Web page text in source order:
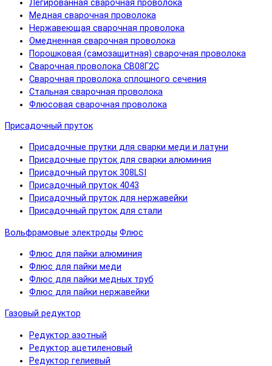
Легированная сварочная проволока
Медная сварочная проволока
Нержавеющая сварочная проволока
Омедненная сварочная проволока
Порошковая (самозащитная) сварочная проволока
Сварочная проволока СВ08Г2С
Сварочная проволока сплошного сечения
Стальная сварочная проволока
Флюсовая сварочная проволока
Присадочный пруток
Присадочные прутки для сварки меди и латуни
Присадочные пруток для сварки алюминия
Присадочный пруток 308LSI
Присадочный пруток 4043
Присадочный пруток для нержавейки
Присадочный пруток для стали
Вольфрамовые электроды Флюс
Флюс для пайки алюминия
Флюс для пайки меди
Флюс для пайки медных труб
Флюс для пайки нержавейки
Газовый редуктор
Редуктор азотный
Редуктор ацетиленовый
Редуктор гелиевый